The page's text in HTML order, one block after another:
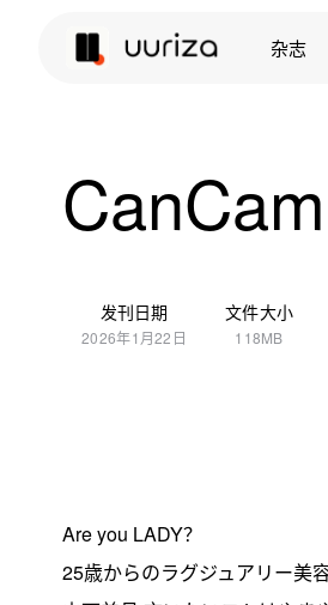
杂志
发刊日期
2026年1月22日
文件大小
118MB
Are you LADY？
25歳からのラグジュアリー美